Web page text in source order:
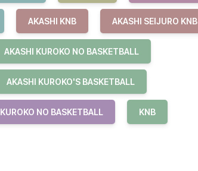
AKASHI KNB AKASHI SEIJURO KNB
AKASHI KUROKO NO BASKETBALL
AKASHI KUROKO'S BASKETBALL
KUROKO NO BASKETBALL KNB